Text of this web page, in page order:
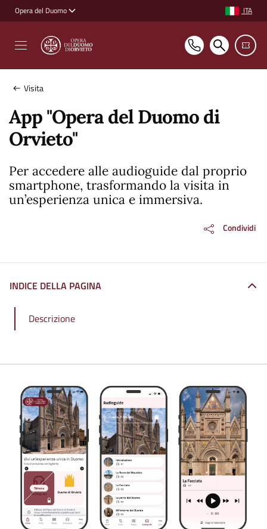
Vai ai contenuti
Vai al footer
Opera del Duomo Selezione
ITA
Visita
App "Opera del Duomo di
Orvieto"
Per accedere alle audioguide dal proprio
smartphone, trasformando la visita in
un’esperienza unica e immersiva.
Condividi
INDICE DELLA PAGINA
Descrizione